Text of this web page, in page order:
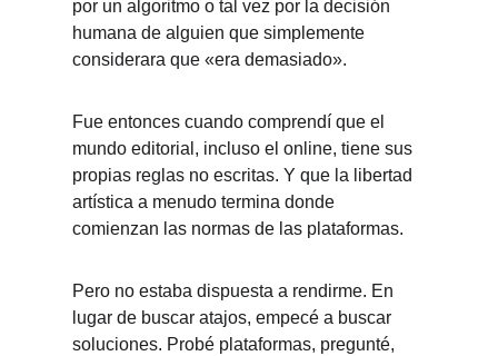
por un algoritmo o tal vez por la decisión
humana de alguien que simplemente
considerara que «era demasiado».
Fue entonces cuando comprendí que el
mundo editorial, incluso el online, tiene sus
propias reglas no escritas. Y que la libertad
artística a menudo termina donde
comienzan las normas de las plataformas.
Pero no estaba dispuesta a rendirme. En
lugar de buscar atajos, empecé a buscar
soluciones. Probé plataformas, pregunté,